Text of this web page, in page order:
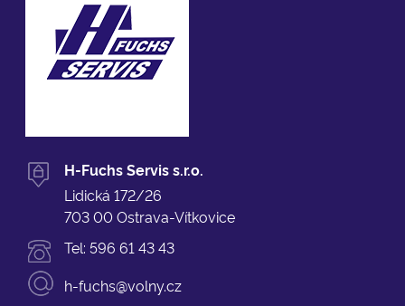
H-Fuchs Servis s.r.o.
Lidická 172/26
703 00 Ostrava-Vítkovice
Tel: 596 61 43 43
h-fuchs@volny.cz